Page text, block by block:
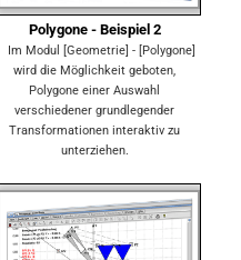
Polygone - Beispiel 2
Im Modul [Geometrie] - [Polygone]
wird die Möglichkeit geboten,
Polygone einer Auswahl
verschiedener grundlegender
Transformationen interaktiv zu
unterziehen.